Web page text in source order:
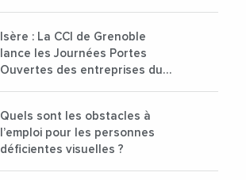
Isère : La CCI de Grenoble
lance les Journées Portes
Ouvertes des entreprises du
Quels sont les obstacles à
l’emploi pour les personnes
déficientes visuelles ?